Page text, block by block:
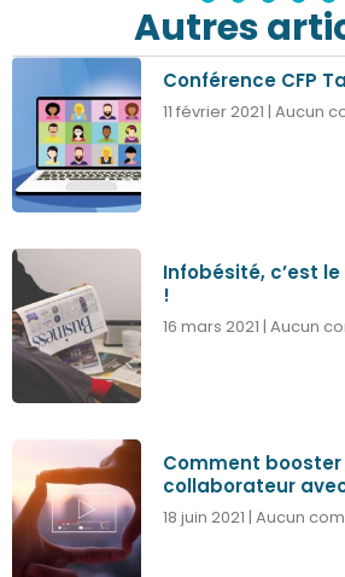
Autres
Conférence CFP
11 février 2021 Aucun
Infobésité, c’est
!
16 mars 2021 Aucun
Comment
collaborateur
18 juin 2021 Aucun